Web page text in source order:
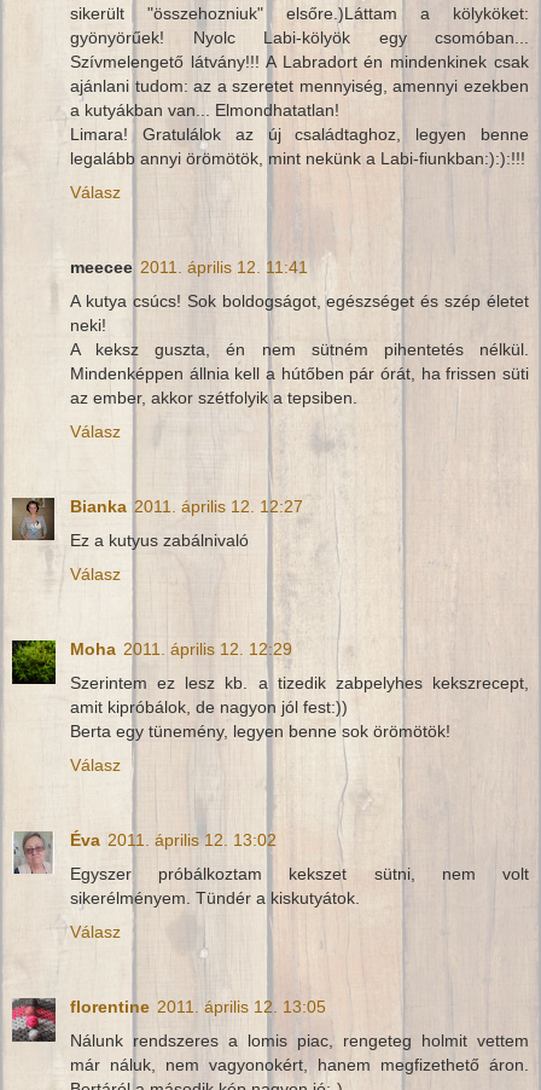
sikerült "összehozniuk" elsőre.)Láttam a kölyköket:
gyönyörűek! Nyolc Labi-kölyök egy csomóban...
Szívmelengető látvány!!! A Labradort én mindenkinek csak
ajánlani tudom: az a szeretet mennyiség, amennyi ezekben
a kutyákban van... Elmondhatatlan!
Limara! Gratulálok az új családtaghoz, legyen benne
legalább annyi örömötök, mint nekünk a Labi-fiunkban:):):!!!
Válasz
meecee 2011. április 12. 11:41
A kutya csúcs! Sok boldogságot, egészséget és szép életet
neki!
A keksz guszta, én nem sütném pihentetés nélkül.
Mindenképpen állnia kell a hútőben pár órát, ha frissen süti
az ember, akkor szétfolyik a tepsiben.
Válasz
Bianka 2011. április 12. 12:27
Ez a kutyus zabálnivaló
Válasz
Moha 2011. április 12. 12:29
Szerintem ez lesz kb. a tizedik zabpelyhes kekszrecept,
amit kipróbálok, de nagyon jól fest:))
Berta egy tünemény, legyen benne sok örömötök!
Válasz
Éva 2011. április 12. 13:02
Egyszer próbálkoztam kekszet sütni, nem volt
sikerélményem. Tündér a kiskutyátok.
Válasz
florentine 2011. április 12. 13:05
Nálunk rendszeres a lomis piac, rengeteg holmit vettem
már náluk, nem vagyonokért, hanem megfizethető áron.